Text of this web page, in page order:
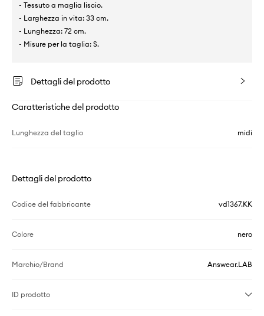
- Tessuto a maglia liscio.
- Larghezza in vita: 33 cm.
- Lunghezza: 72 cm.
- Misure per la taglia: S.
Dettagli del prodotto
Caratteristiche del prodotto
Lunghezza del taglio midi
Dettagli del prodotto
Codice del fabbricante vd1367.KK
Colore nero
Marchio/Brand Answear.LAB
ID prodotto